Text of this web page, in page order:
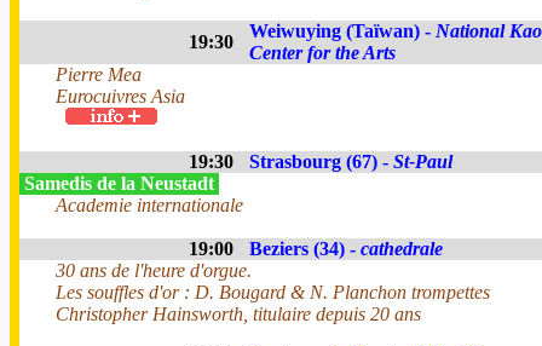
19:30
Weiwuying (Taïwan) - National
Center for the Arts
Pierre Mea
Eurocuivres Asia
19:30 Strasbourg (67) - St-Paul
Samedis de la Neustadt
Academie internationale
19:00 Beziers (34) - cathedrale
30 ans de l'heure d'orgue.
Les souffles d'or : D. Bougard & N. Planchon trompettes
Christopher Hainsworth, titulaire depuis 20 ans